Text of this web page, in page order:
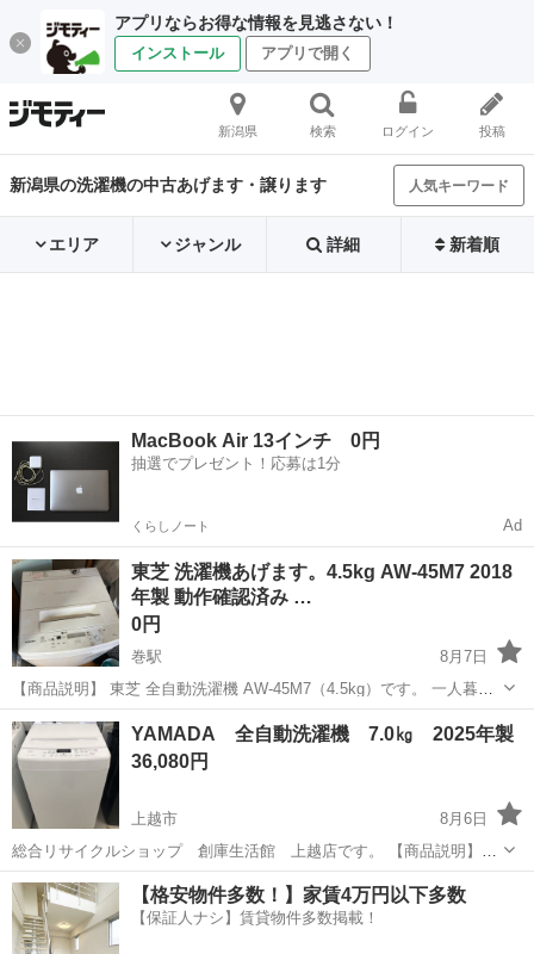
アプリならお得な情報を見逃さない！
インストール アプリで開く
新潟県 検索 ログイン 投稿
新潟県の洗濯機の中古あげます・譲ります 人気キーワード
エリア ジャンル 詳細 新着順
MacBook Air 13インチ 0円
抽選でプレゼント！応募は1分
くらしノート Ad
東芝 洗濯機あげます。4.5kg AW-45M7 2018
年製 動作確認済み …
0円
巻駅
8月7日
【商品説明】 東芝 全自動洗濯機 AW-45M7（4.5kg）です。 一人暮ら
しにちょうどいい定番サイズの洗濯機です。 最近まで問題なく使用し
ていました。 ⸻ 【仕様】 ・メーカー：東芝（TOSHIBA） ・型
番：AW...
新潟 新潟市 生活家電
YAMADA 全自動洗濯機 7.0㎏ 2025年製
36,080円
上越市
8月6日
総合リサイクルショップ 創庫生活館 上越店です。 【商品説明】
YAMADA 全自動洗濯機 7.0㎏ 2025年製 になります。 型番：
YWM-TV70L ステンレス槽 サイズ：幅575㎜ 奥行...
新潟 上越市 生活家電
【格安物件多数！】家賃4万円以下多数
【保証人ナシ】賃貸物件多数掲載！